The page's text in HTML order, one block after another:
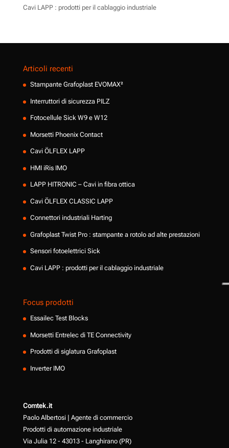
Cavi LAPP : prodotti per il cablaggio industriale
Articoli recenti
Stampante Grafoplast EVOMAX²
Interruttori di sicurezza PILZ
Fotocellule Sick W9 e W12
Morsetti Phoenix Contact
Cavi ÖLFLEX LAPP
HMI iRis IMO
LAPP HITRONIC – Cavi in fibra ottica
Cavi ÖLFLEX CLASSIC LAPP
Connettori industriali Harting
Grafoplast Twist Pro : stampante a rotolo ad alte prestazioni
Sensori fotoelettrici Sick
Cavi LAPP : prodotti per il cablaggio industriale
Focus prodotti
Essailec Test Blocks
Morsetti Entrelec di TE Connectivity
Prodotti di siglatura Grafoplast
Inverter IMO
Comtek.it
Paolo Albertosi | Agente di commercio
Prodotti di automazione industriale
Via Julia 12 - 43013 - Langhirano (PR)